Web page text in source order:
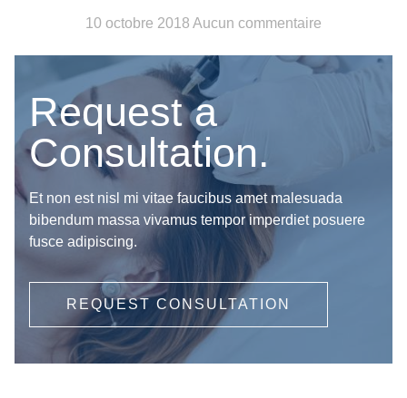
10 octobre 2018 Aucun commentaire
Request a
Consultation.
Et non est nisl mi vitae faucibus amet malesuada
bibendum massa vivamus tempor imperdiet posuere
fusce adipiscing.
REQUEST CONSULTATION